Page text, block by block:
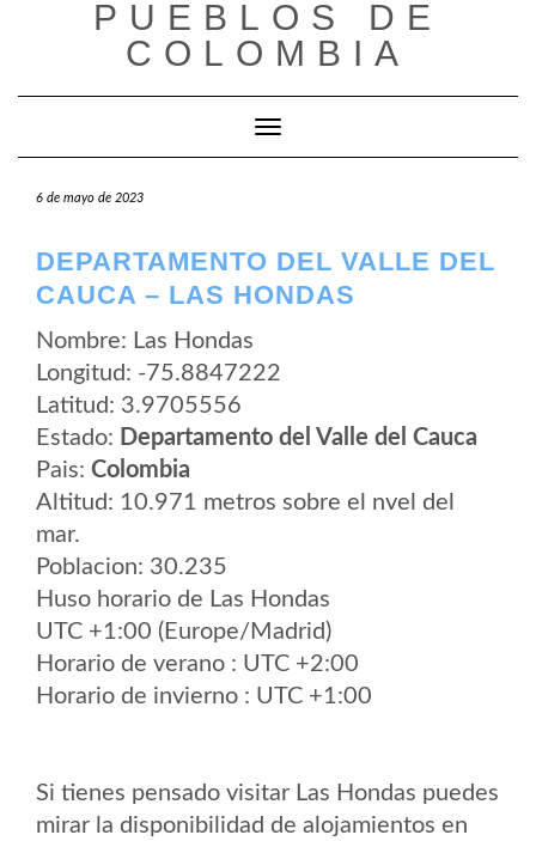
PUEBLOS DE
COLOMBIA
Cambiar modo de navegación
6 de mayo de 2023
DEPARTAMENTO DEL VALLE DEL
CAUCA – LAS HONDAS
Nombre: Las Hondas
Longitud: -75.8847222
Latitud: 3.9705556
Estado: Departamento del Valle del Cauca
Pais: Colombia
Altitud: 10.971 metros sobre el nvel del
mar.
Poblacion: 30.235
Huso horario de Las Hondas
UTC +1:00 (Europe/Madrid)
Horario de verano : UTC +2:00
Horario de invierno : UTC +1:00
Si tienes pensado visitar Las Hondas puedes
mirar la disponibilidad de alojamientos en